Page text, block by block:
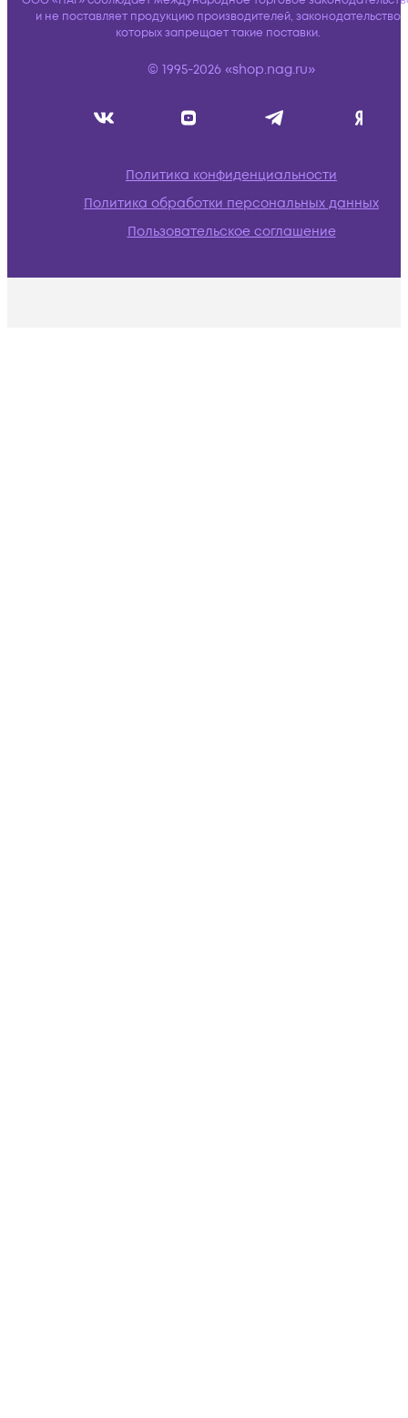
и не поставляет продукцию производителей, законодательство
которых запрещает такие поставки.
© 1995-2026 «shop.nag.ru»
Политика конфиденциальности
Политика обработки персональных данных
Пользовательское соглашение